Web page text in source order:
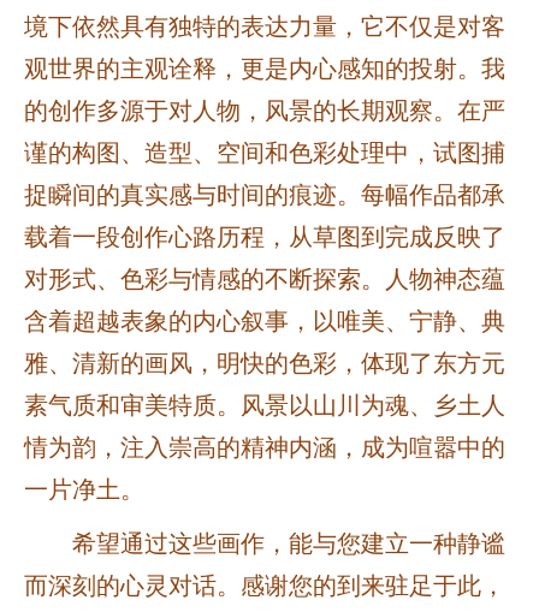
境下依然具有独特的表达力量，它不仅是对客
观世界的主观诠释，更是内心感知的投射。我
的创作多源于对人物，风景的长期观察。在严
谨的构图、造型、空间和色彩处理中，试图捕
捉瞬间的真实感与时间的痕迹。每幅作品都承
载着一段创作心路历程，从草图到完成反映了
对形式、色彩与情感的不断探索。人物神态蕴
含着超越表象的内心叙事，以唯美、宁静、典
雅、清新的画风，明快的色彩，体现了东方元
素气质和审美特质。风景以山川为魂、乡土人
情为韵，注入崇高的精神内涵，成为喧嚣中的
一片净土。
希望通过这些画作，能与您建立一种静谧
而深刻的心灵对话。感谢您的到来驻足于此，